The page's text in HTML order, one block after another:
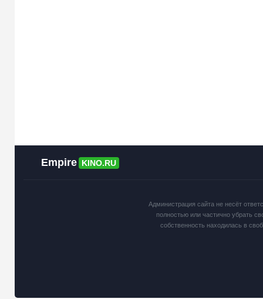
Empire KINO.RU
Администрация сайта не несёт
полностью или частично убрать
собственность находилась в